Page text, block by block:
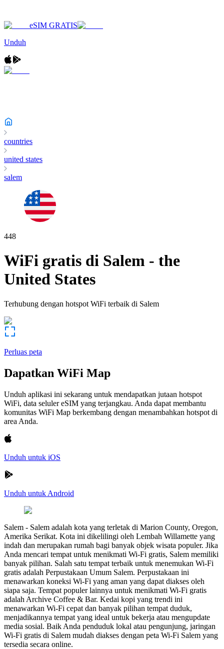
eSIM GRATIS
Unduh
countries
united states
salem
448
WiFi gratis di Salem - the
United States
Terhubung dengan hotspot WiFi terbaik di Salem
Perluas peta
Dapatkan WiFi Map
Unduh aplikasi ini sekarang untuk mendapatkan jutaan hotspot
WiFi, data seluler eSIM yang terjangkau. Anda dapat membantu
komunitas WiFi Map berkembang dengan menambahkan hotspot di
area Anda.
Unduh untuk iOS
Unduh untuk Android
Salem - Salem adalah kota yang terletak di Marion County, Oregon,
Amerika Serikat. Kota ini dikelilingi oleh Lembah Willamette yang
indah dan merupakan rumah bagi banyak objek wisata populer. Jika
Anda mencari tempat untuk menikmati Wi-Fi gratis, Salem memiliki
banyak pilihan. Salah satu tempat terbaik untuk menemukan Wi-Fi
gratis adalah Perpustakaan Umum Salem. Perpustakaan ini
menawarkan koneksi Wi-Fi yang aman yang dapat diakses oleh
siapa saja. Tempat populer lainnya untuk menikmati Wi-Fi gratis
adalah Archive Coffee & Bar. Kedai kopi yang trendi ini
menawarkan Wi-Fi cepat dan banyak pilihan tempat duduk,
menjadikannya tempat yang ideal untuk bekerja atau mengupdate
media sosial. Baik Anda penduduk lokal atau pengunjung, jaringan
Wi-Fi gratis di Salem mudah diakses dengan peta Wi-Fi Salem yang
tersedia secara online.